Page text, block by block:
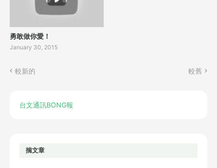
勇敢做你愛！
January 30, 2015
較新的 較舊
台文通訊BONG報
揣文章